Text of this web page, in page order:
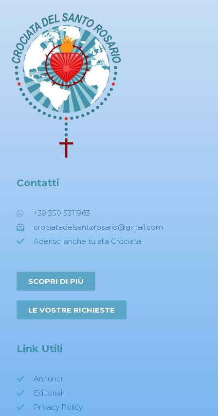
Contatti
+39 350 5311963
crociatadelsantorosario@gmail.com
Aderisci anche tu alla Crociata
SCOPRI DI PIÙ
LE VOSTRE RICHIESTE
Link Utili
Annunci
Editoriali
Privacy Policy